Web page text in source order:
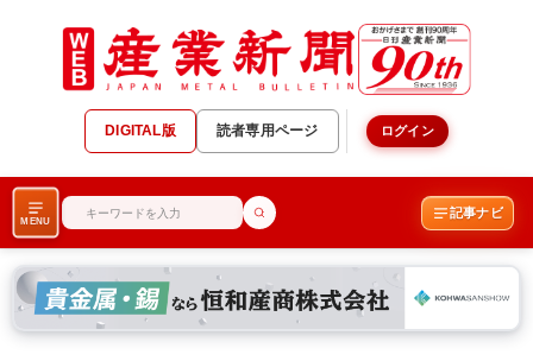
DIGITAL版 読者専用ページ ログイン
MENU
記事ナビ